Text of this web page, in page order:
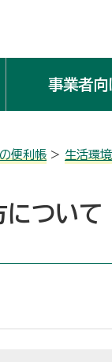
事業者向
便利帳 > 生活環境
について